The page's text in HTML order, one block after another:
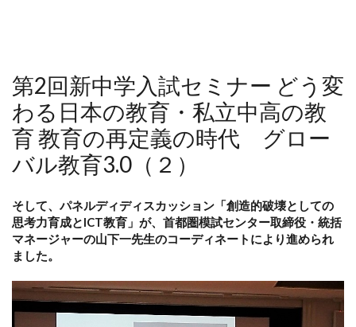
第2回新中学入試セミナー どう変
わる日本の教育・私立中高の教
育 教育の再定義の時代 グロー
バル教育3.0（２）
そして、パネルディディスカッション「創造的破壊としての
思考力育成とICT教育」が、首都圏模試センター取締役・統括
マネージャーの山下一先生のコーディネートにより進められ
ました。